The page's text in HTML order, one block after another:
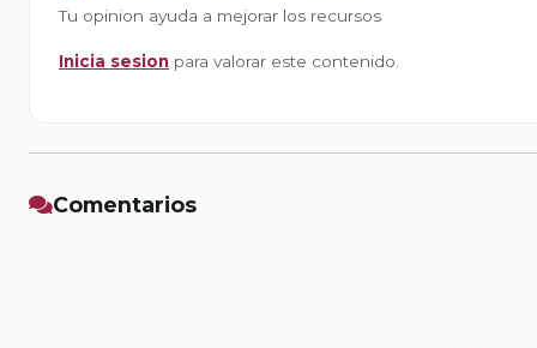
Tu opinion ayuda a mejorar los recursos
Inicia sesion para valorar este contenido.
Comentarios